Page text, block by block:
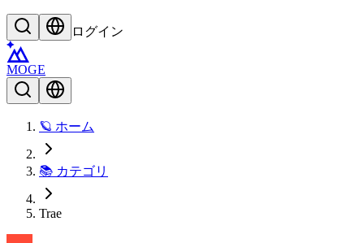
ログイン
MOGE
🪐 ホーム
📚 カテゴリ
Trae